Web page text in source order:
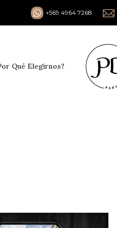
+569 4964 7268
Qué Elegirnos?